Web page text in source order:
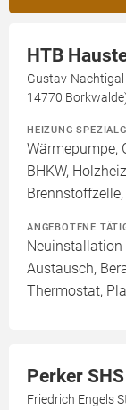
HTB
Gustav-
14770
HEIZUNG
Wärmepumpe,
BHKW,
ANGEBOTENE
Neuinstallation
Austausch,
Thermostat,
Perker
Friedrich Engels